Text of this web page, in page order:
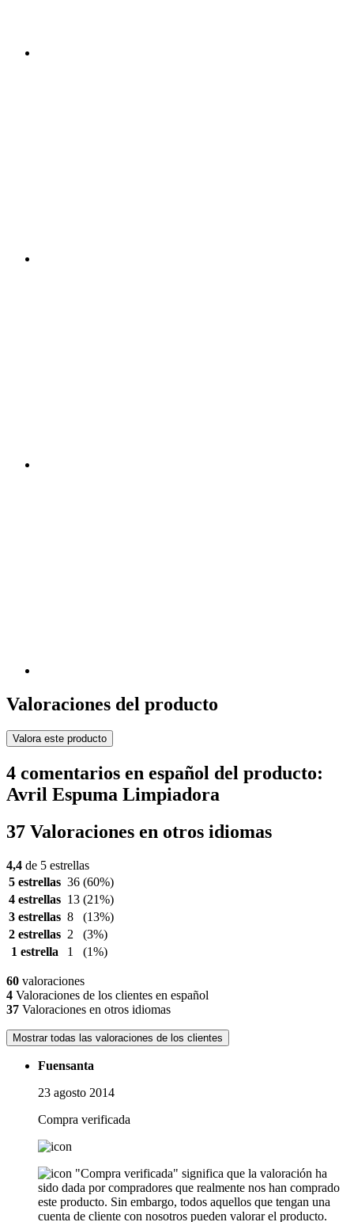
Valoraciones del producto
Valora este producto
4 comentarios en español del producto:
Avril Espuma Limpiadora
37 Valoraciones en otros idiomas
4,4 de 5 estrellas
5 estrellas 36 (60%)
4 estrellas 13 (21%)
3 estrellas 8
(13%)
2 estrellas 2
(3%)
1 estrella
1 (1%)
60 valoraciones
4 Valoraciones de los clientes en español
37 Valoraciones en otros idiomas
Mostrar todas las valoraciones de los clientes
Fuensanta
23 agosto 2014
Compra verificada
"Compra verificada" significa que la valoración ha
sido dada por compradores que realmente nos han comprado
este producto. Sin embargo, todos aquellos que tengan una
cuenta de cliente con nosotros pueden valorar el producto.